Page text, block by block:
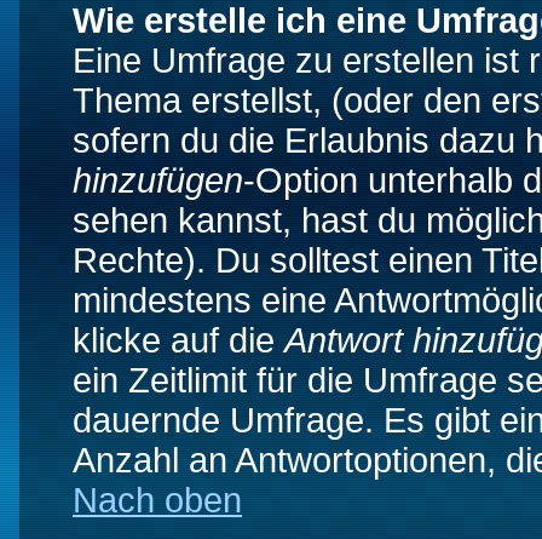
Wie erstelle ich eine
Eine Umfrage zu erstellen ist
Thema erstellst, (oder den
sofern du die Erlaubnis dazu
hinzufügen-Option unterhalb
sehen kannst, hast du
Rechte). Du solltest einen
mindestens eine
klicke auf dieAntwort
ein Zeitlimit für die Umfrage
dauernde Umfrage. Es gibt
Anzahl an Antwortoptionen,
Nach oben